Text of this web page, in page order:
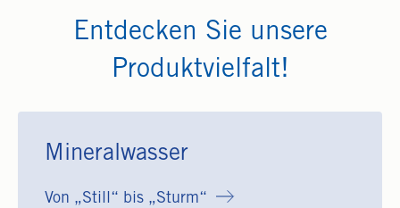
Entdecken Sie unsere
Produktvielfalt!
Mineralwasser
Von „Still“ bis „Sturm“